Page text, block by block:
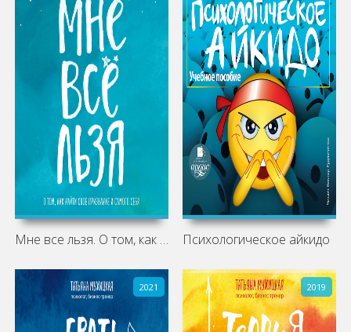
Мне все льзя. О том, как найти свое Психологическое айкидо
2021 2019